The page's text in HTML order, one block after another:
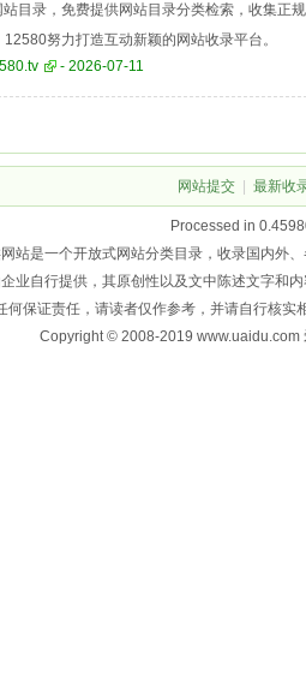
目录，免费提供网站目录分类检索，收集正
12580努力打造互动新颖的网站收录平台。
- 2026-07-11
网站提交 最新收
Processed in
站是一个开放式网站分类目录，收录国内外
业自行提供，其原创性以及文中陈述文字和
何保证责任，请读者仅作参考，并请自行核
Copyright © 2008-2019 www.uaidu.com